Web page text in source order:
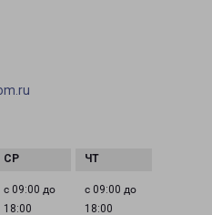
с 09:00 до
18:00
с 09:00 до
18:00